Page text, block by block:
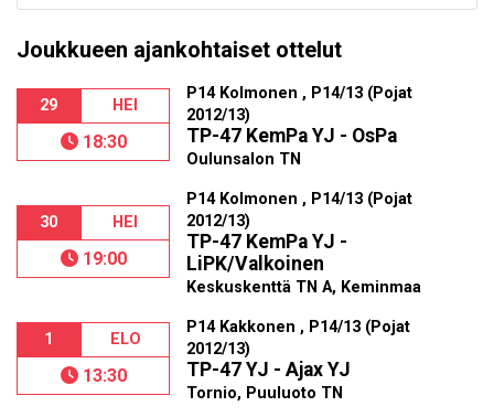
Joukkueen ajankohtaiset ottelut
29 HEI
18:30
P14 Kolmonen , P14/13 (Pojat
2012/13)
TP-47 KemPa YJ - OsPa
Oulunsalon TN
30 HEI
19:00
P14 Kolmonen , P14/13 (Pojat
2012/13)
TP-47 KemPa YJ -
LiPK/Valkoinen
Keskuskenttä TN A, Keminmaa
1 ELO
13:30
P14 Kakkonen , P14/13 (Pojat
2012/13)
TP-47 YJ - Ajax YJ
Tornio, Puuluoto TN